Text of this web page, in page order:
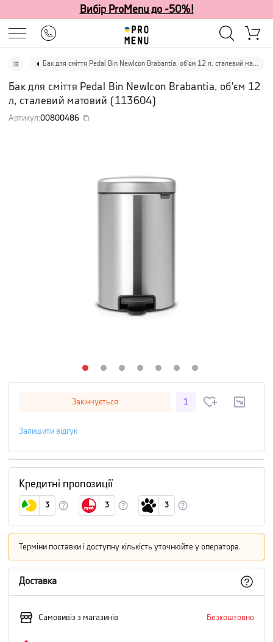
Вибір ProMenu до -50%!
Бак для сміття Pedal Bin NewIcon Brabantia, об'єм 12 л, сталевий матовий
Бак для сміття Pedal Bin NewIcon Brabantia, об'єм 12
л, сталевий матовий (113604)
Артикул:00800486
Закінчується 1
Залишити відгук
Кредитні пропозиції
3 3 3
Терміни поставки і доступну кількість уточнюйте у оператора.
Доставка
Самовивіз з магазинів Безкоштовно